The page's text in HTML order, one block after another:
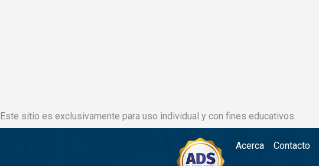
Este sitio es exclusivamente para uso individual y con fines educativos.
Acerca Contacto